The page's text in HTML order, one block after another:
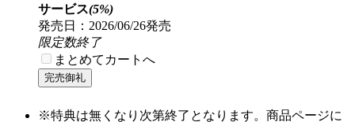
発売日：2026/06/26発売
限定数終了
まとめてカートへ